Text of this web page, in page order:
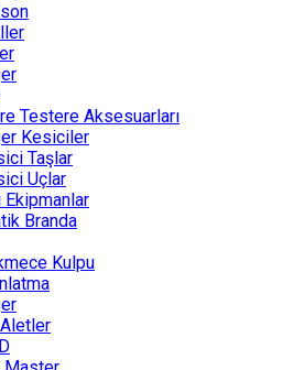
Testere Aksesuarları
Kesiciler
Taşlar
Uçlar
Ekipmanlar
Branda
Kulpu